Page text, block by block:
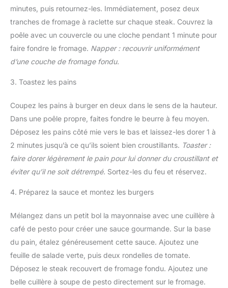
minutes, puis retournez-les. Immédiatement, posez deux
tranches de fromage à raclette sur chaque steak. Couvrez la
poêle avec un couvercle ou une cloche pendant 1 minute pour
faire fondre le fromage. Napper : recouvrir uniformément
d’une couche de fromage fondu.
3. Toastez les pains
Coupez les pains à burger en deux dans le sens de la hauteur.
Dans une poêle propre, faites fondre le beurre à feu moyen.
Déposez les pains côté mie vers le bas et laissez-les dorer 1 à
2 minutes jusqu’à ce qu’ils soient bien croustillants. Toaster :
faire dorer légèrement le pain pour lui donner du croustillant et
éviter qu’il ne soit détrempé. Sortez-les du feu et réservez.
4. Préparez la sauce et montez les burgers
Mélangez dans un petit bol la mayonnaise avec une cuillère à
café de pesto pour créer une sauce gourmande. Sur la base
du pain, étalez généreusement cette sauce. Ajoutez une
feuille de salade verte, puis deux rondelles de tomate.
Déposez le steak recouvert de fromage fondu. Ajoutez une
belle cuillère à soupe de pesto directement sur le fromage.